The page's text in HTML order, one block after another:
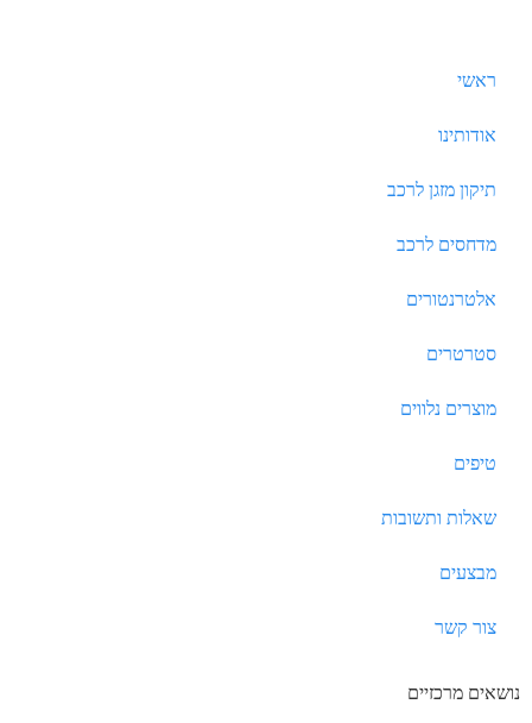
ראשי
אודותינו
תיקון מזגן לרכב
מדחסים לרכב
אלטרנטורים
סטרטרים
מוצרים נלווים
טיפים
שאלות ותשובות
מבצעים
צור קשר
נושאים מרכזיים